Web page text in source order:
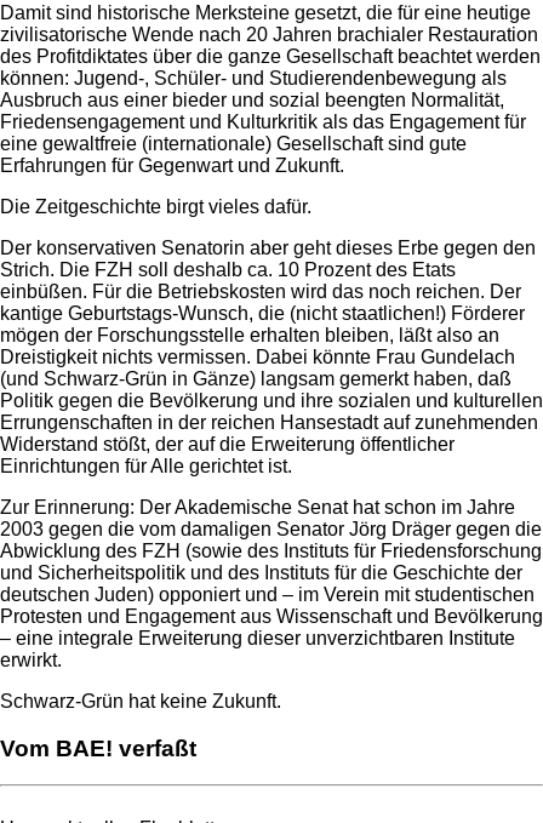
Damit sind historische Merksteine gesetzt, die für eine heutige
zivilisatorische Wende nach 20 Jahren brachialer Restauration
des Profitdiktates über die ganze Gesellschaft beachtet werden
können: Jugend-, Schüler- und Studierendenbewegung als
Ausbruch aus einer bieder und sozial beengten Normalität,
Friedensengagement und Kulturkritik als das Engagement für
eine gewaltfreie (internationale) Gesellschaft sind gute
Erfahrungen für Gegenwart und Zukunft.
Die Zeitgeschichte birgt vieles dafür.
Der konservativen Senatorin aber geht dieses Erbe gegen den
Strich. Die FZH soll deshalb ca. 10 Prozent des Etats
einbüßen. Für die Betriebskosten wird das noch reichen. Der
kantige Geburtstags-Wunsch, die (nicht staatlichen!) Förderer
mögen der Forschungsstelle erhalten bleiben, läßt also an
Dreistigkeit nichts vermissen. Dabei könnte Frau Gundelach
(und Schwarz-Grün in Gänze) langsam gemerkt haben, daß
Politik gegen die Bevölkerung und ihre sozialen und kulturellen
Errungenschaften in der reichen Hansestadt auf zunehmenden
Widerstand stößt, der auf die Erweiterung öffentlicher
Einrichtungen für Alle gerichtet ist.
Zur Erinnerung: Der Akademische Senat hat schon im Jahre
2003 gegen die vom damaligen Senator Jörg Dräger gegen die
Abwicklung des FZH (sowie des Instituts für Friedensforschung
und Sicherheitspolitik und des Instituts für die Geschichte der
deutschen Juden) opponiert und – im Verein mit studentischen
Protesten und Engagement aus Wissenschaft und Bevölkerung
– eine integrale Erweiterung dieser unverzichtbaren Institute
erwirkt.
Schwarz-Grün hat keine Zukunft.
Vom BAE! verfaßt